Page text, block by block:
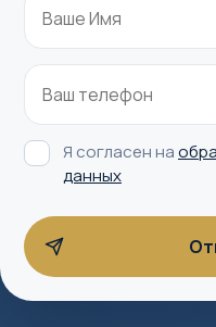
Я согласен на
данных